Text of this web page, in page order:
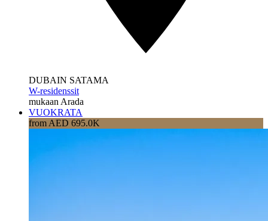
DUBAIN SATAMA
W-residenssit
mukaan Arada
VUOKRATA
from AED 695.0K